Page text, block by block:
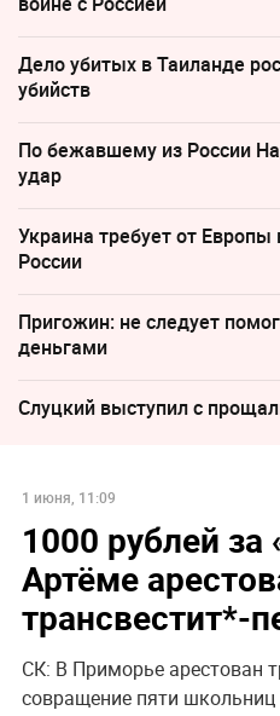
Дело убитых в Таиланде
убийств
По бежавшему из России
удар
Украина требует от Европы
России
Пригожин: не следует
деньгами
Слуцкий выступил с
1 июня, 11:09
1000 рублей за
Артёме
трансвестит*-
СК: В Приморье арестован
совращение пяти школьниц